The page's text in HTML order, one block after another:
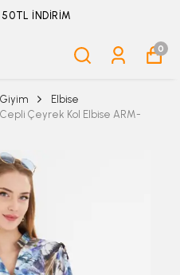
İADE TALEBİ İÇİN TIKLA
0
Elbise
Cepli Çeyrek Kol Elbise ARM-